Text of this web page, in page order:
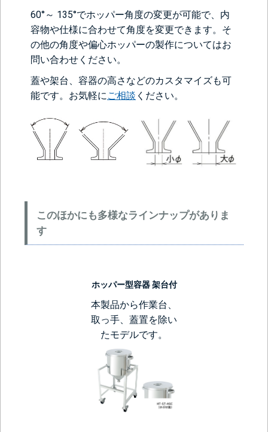
60°～ 135°でホッパー角度の変更が可能で、内
容物や仕様に合わせて角度を変更できます。そ
の他の角度や偏心ホッパーの製作についてはお
問い合わせください。
蓋や架台、容器の高さなどのカスタマイズも可
能です。お気軽に ご相談 ください。
このほかにも多様なラインナップがありま
す
ホッパー型容器 架台付
本製品から作業台、
取っ手、蓋置を除い
たモデルです。